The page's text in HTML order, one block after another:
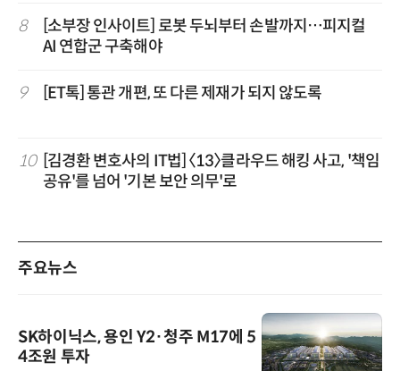
8
[소부장 인사이트] 로봇 두뇌부터 손발까지…피지컬
AI 연합군 구축해야
9 [ET톡] 통관 개편, 또 다른 제재가 되지 않도록
10
[김경환 변호사의 IT법] 〈13〉클라우드 해킹 사고, '책임
공유'를 넘어 '기본 보안 의무'로
주요뉴스
SK하이닉스, 용인 Y2·청주 M17에 5
4조원 투자